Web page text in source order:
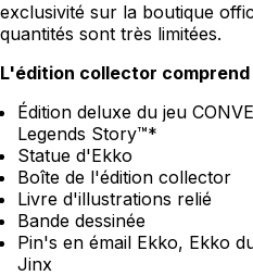
exclusivité sur la boutique
quantités sont très limitées.
L'édition collector
Édition deluxe du jeu
Legends Story™*
Statue d'Ekko
Boîte de l'édition collector
Livre d'illustrations relié
Bande dessinée
Pin's en émail Ekko, Ekko
Jinx